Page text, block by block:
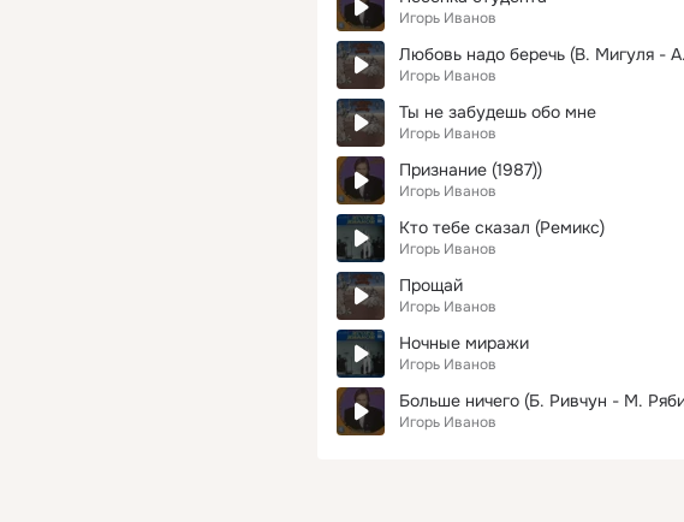
Игорь Иванов
Любовь надо беречь (В. Мигуля -
Игорь Иванов
Ты не забудешь обо мне
Игорь Иванов
Признание (1987))
Игорь Иванов
Кто тебе сказал (Ремикс)
Игорь Иванов
Прощай
Игорь Иванов
Ночные миражи
Игорь Иванов
Больше ничего (Б. Ривчун - М.
Игорь Иванов